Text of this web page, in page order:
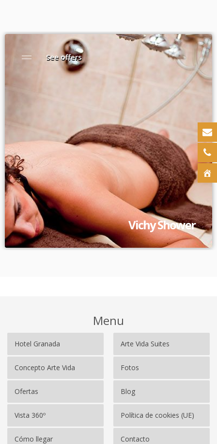
Vichy Shower
Menu
Hotel Granada Arte Vida Suites
Concepto Arte Vida Fotos
Ofertas Blog
Vista 360º Política de cookies (UE)
Cómo llegar Contacto